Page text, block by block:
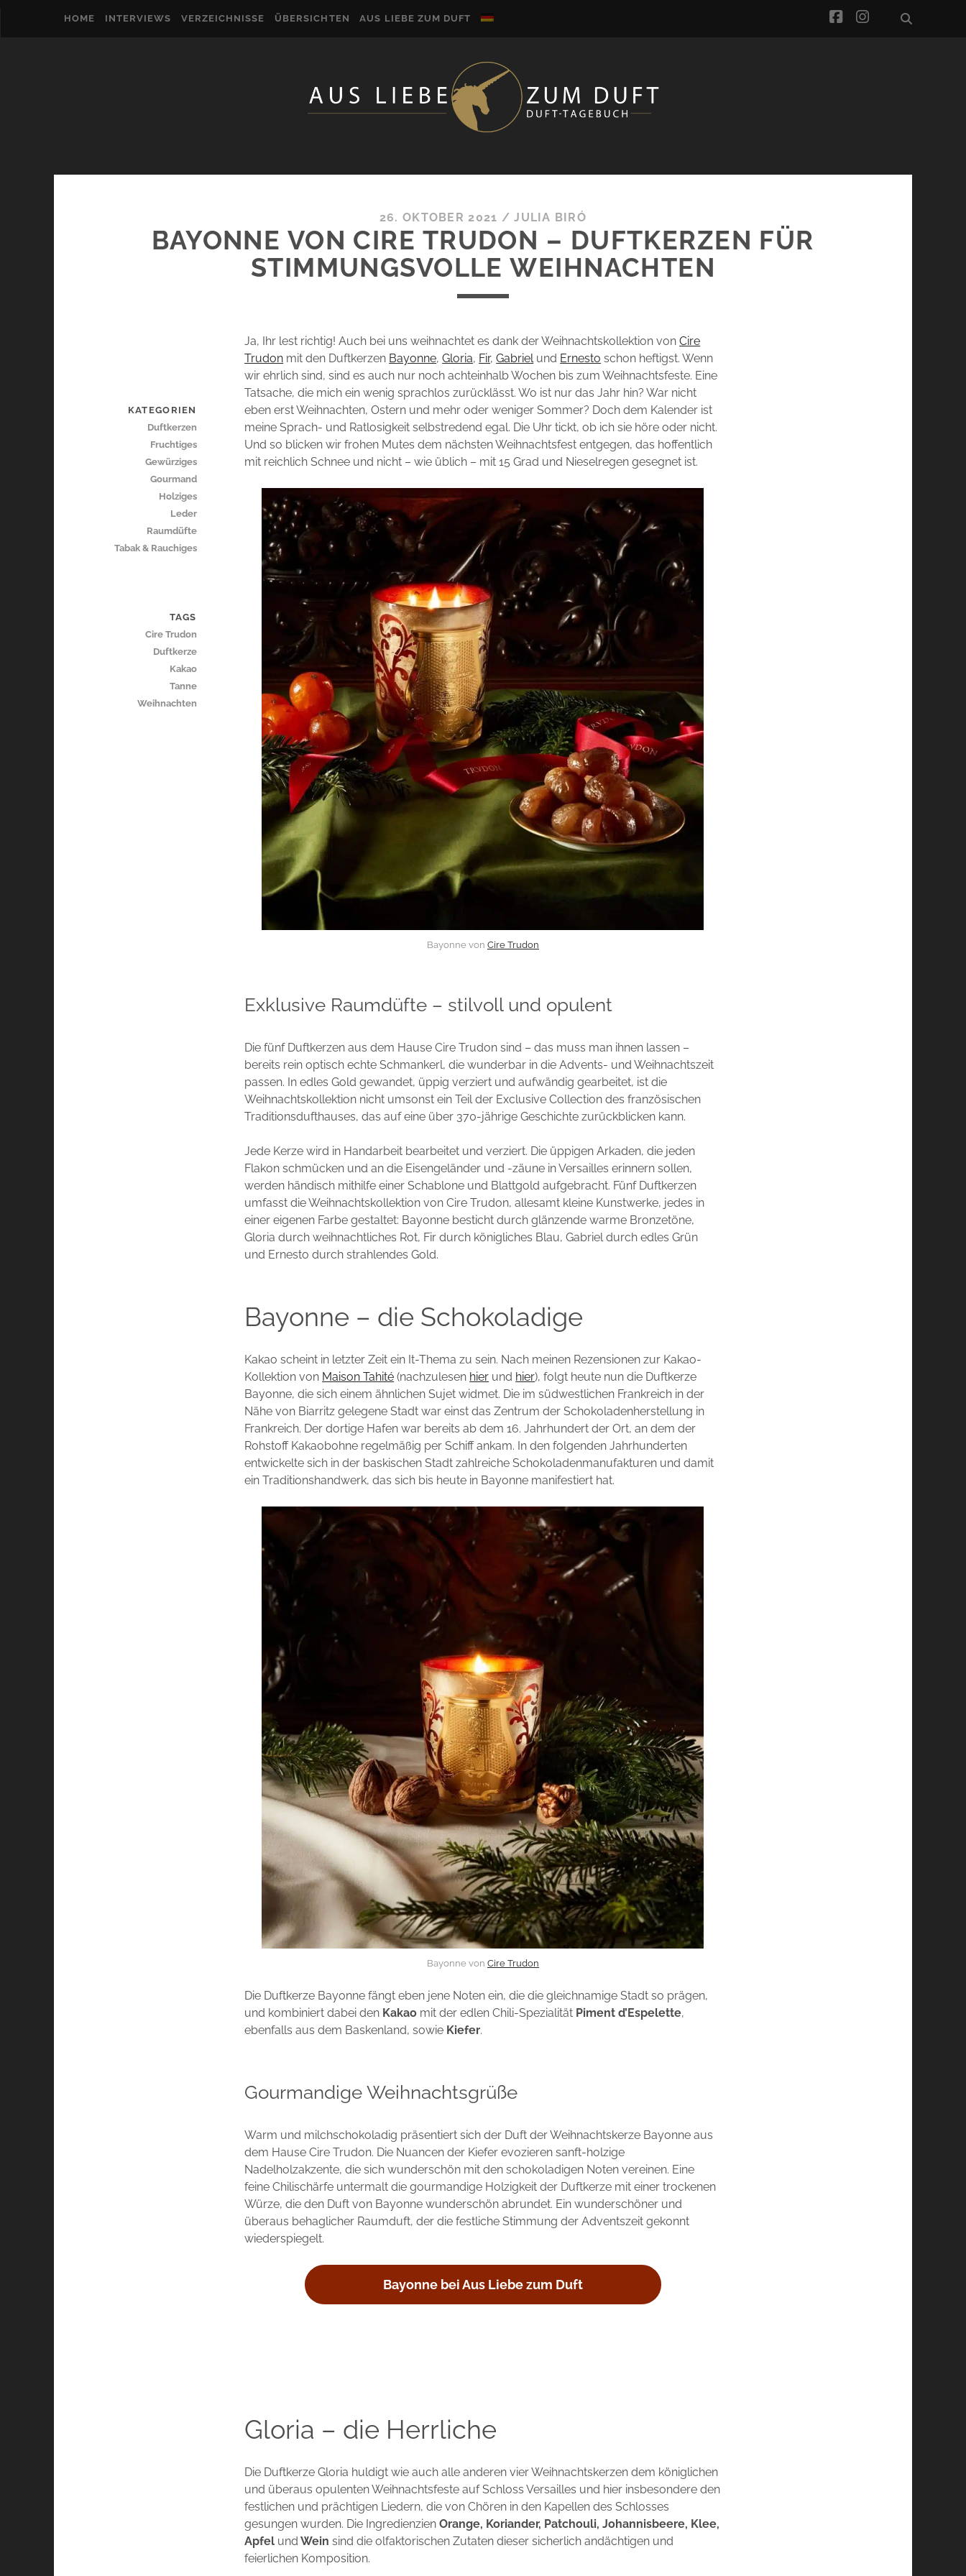
HOME INTERVIEWS VERZEICHNISSE ÜBERSICHTEN AUS LIEBE ZUM DUFT facebook
instagram
26. OKTOBER 2021 /JULIA BIRÓ
BAYONNE VON CIRE TRUDON – DUFTKERZEN FÜR
STIMMUNGSVOLLE WEIHNACHTEN
Ja, Ihr lest richtig! Auch bei uns weihnachtet es dank der Weihnachtskollektion vonCire
Trudon mit den Duftkerzen Bayonne,Gloria, Fir,Gabrielund Ernesto schon heftigst. Wenn
wir ehrlich sind, sind es auch nur noch achteinhalb Wochen bis zum Weihnachtsfeste. Eine
Tatsache, die mich ein wenig sprachlos zurücklässt. Wo ist nur das Jahr hin? War nicht
eben erst Weihnachten, Ostern und mehr oder weniger Sommer? Doch dem Kalender ist
meine Sprach- und Ratlosigkeit selbstredend egal. Die Uhr tickt, ob ich sie höre oder nicht.
Und so blicken wir frohen Mutes dem nächsten Weihnachtsfest entgegen, das hoffentlich
mit reichlich Schnee und nicht – wie üblich – mit 15 Grad und Nieselregen gesegnet ist.
Bayonne von Cire Trudon
Exklusive Raumdüfte – stilvoll und opulent
Die fünf Duftkerzen aus dem Hause Cire Trudon sind – das muss man ihnen lassen –
bereits rein optisch echte Schmankerl, die wunderbar in die Advents- und Weihnachtszeit
passen. In edles Gold gewandet, üppig verziert und aufwändig gearbeitet, ist die
Weihnachtskollektion nicht umsonst ein Teil der Exclusive Collection des französischen
Traditionsdufthauses, das auf eine über 370-jährige Geschichte zurückblicken kann.
Jede Kerze wird in Handarbeit bearbeitet und verziert. Die üppigen Arkaden, die jeden
Flakon schmücken und an die Eisengeländer und -zäune in Versailles erinnern sollen,
werden händisch mithilfe einer Schablone und Blattgold aufgebracht. Fünf Duftkerzen
umfasst die Weihnachtskollektion von Cire Trudon, allesamt kleine Kunstwerke, jedes in
einer eigenen Farbe gestaltet: Bayonne besticht durch glänzende warme Bronzetöne,
Gloria durch weihnachtliches Rot, Fir durch königliches Blau, Gabriel durch edles Grün
und Ernesto durch strahlendes Gold.
Bayonne – die Schokoladige
Kakao scheint in letzter Zeit ein It-Thema zu sein. Nach meinen Rezensionen zur Kakao-
Kollektion von Maison Tahité (nachzulesen hier und hier), folgt heute nun die Duftkerze
Bayonne, die sich einem ähnlichen Sujet widmet. Die im südwestlichen Frankreich in der
Nähe von Biarritz gelegene Stadt war einst das Zentrum der Schokoladenherstellung in
Frankreich. Der dortige Hafen war bereits ab dem 16. Jahrhundert der Ort, an dem der
Rohstoff Kakaobohne regelmäßig per Schiff ankam. In den folgenden Jahrhunderten
entwickelte sich in der baskischen Stadt zahlreiche Schokoladenmanufakturen und damit
ein Traditionshandwerk, das sich bis heute in Bayonne manifestiert hat.
Bayonne von Cire Trudon
Die Duftkerze Bayonne fängt eben jene Noten ein, die die gleichnamige Stadt so prägen,
und kombiniert dabei den Kakao mit der edlen Chili-Spezialität Piment d’Espelette,
ebenfalls aus dem Baskenland, sowie Kiefer.
Gourmandige Weihnachtsgrüße
Warm und milchschokoladig präsentiert sich der Duft der Weihnachtskerze Bayonne aus
dem Hause Cire Trudon. Die Nuancen der Kiefer evozieren sanft-holzige
Nadelholzakzente, die sich wunderschön mit den schokoladigen Noten vereinen. Eine
feine Chilischärfe untermalt die gourmandige Holzigkeit der Duftkerze mit einer trockenen
Würze, die den Duft von Bayonne wunderschön abrundet. Ein wunderschöner und
überaus behaglicher Raumduft, der die festliche Stimmung der Adventszeit gekonnt
wiederspiegelt.
Bayonne bei Aus Liebe zum Duft
Gloria – die Herrliche
Die Duftkerze Gloria huldigt wie auch alle anderen vier Weihnachtskerzen dem königlichen
und überaus opulenten Weihnachtsfeste auf Schloss Versailles und hier insbesondere den
festlichen und prächtigen Liedern, die von Chören in den Kapellen des Schlosses
gesungen wurden. Die IngredienzienOrange, Koriander, Patchouli, Johannisbeere, Klee,
Apfel und Wein sind die olfaktorischen Zutaten dieser sicherlich andächtigen und
feierlichen Komposition.
KATEGORIEN
Duftkerzen
Fruchtiges
Gewürziges
Gourmand
Holziges
Leder
Raumdüfte
Tabak & Rauchiges
TAGS
Cire Trudon
Duftkerze
Kakao
Tanne
Weihnachten